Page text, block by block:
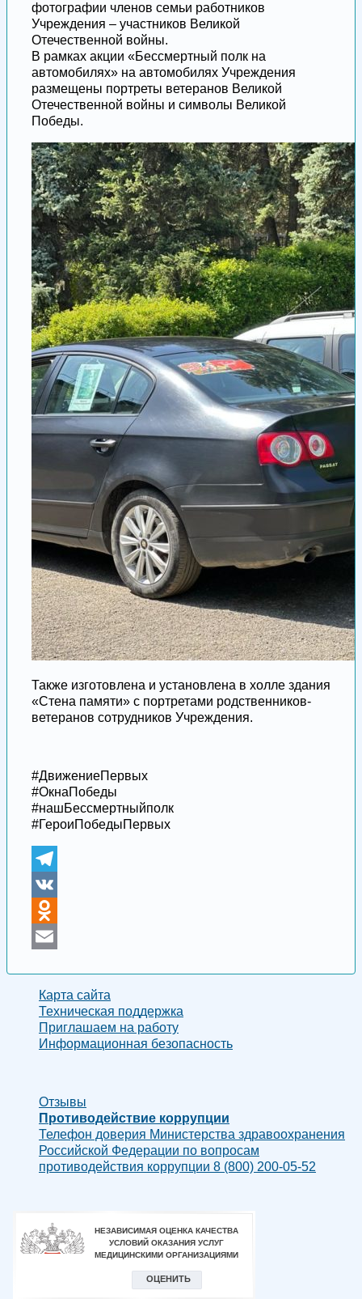
фотографии членов семьи работников
Учреждения – участников Великой
Отечественной войны.
В рамках акции «Бессмертный полк на
автомобилях» на автомобилях Учреждения
размещены портреты ветеранов Великой
Отечественной войны и символы Великой
Победы.
Также изготовлена и установлена в холле здания
«Стена памяти» с портретами родственников-
ветеранов сотрудников Учреждения.
#ДвижениеПервых
#ОкнаПобеды
#нашБессмертныйполк
#ГероиПобедыПервых
Telegram
VK
Odnoklassniki
Карта сайта
Техническая поддержка
Приглашаем на работу
Информационная безопасность
Отзывы
Противодействие коррупции
Телефон доверия Министерства здравоохранения
Российской Федерации по вопросам
противодействия коррупции 8 (800) 200-05-52